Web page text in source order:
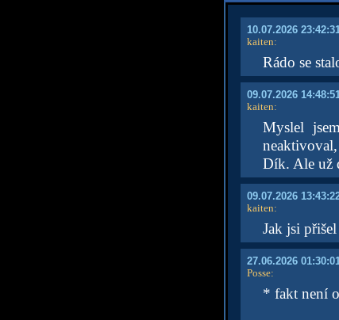
10.07.2026
kaiten:
Rádo se
09.07.2026
kaiten:
Myslel
Dík. Ale už
09.07.2026
kaiten:
Jak jsi
27.06.2026
Posse:
* fakt není